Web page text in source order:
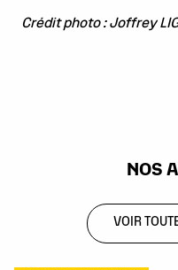
Crédit photo : Joffrey
NOS
VOIR